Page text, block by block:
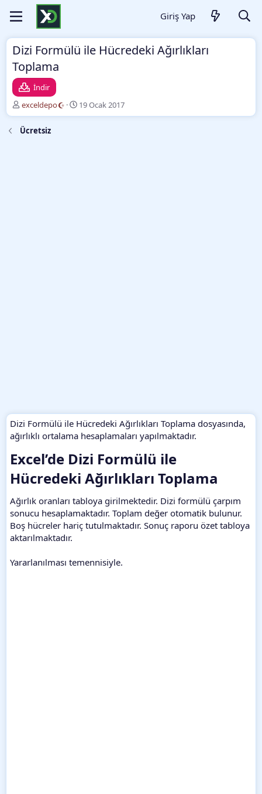
Giriş Yap
Dizi Formülü ile Hücredeki Ağırlıkları
Toplama
İndir
Y
a
z
a
exceldepo
O
l
19 Ocak 2017
Ücretsiz
Dizi Formülü ile Hücredeki Ağırlıkları Toplama dosyasında,
ağırlıklı ortalama hesaplamaları yapılmaktadır.
Excel’de Dizi Formülü ile
Hücredeki Ağırlıkları Toplama​
Ağırlık oranları tabloya girilmektedir. Dizi formülü çarpım
sonucu hesaplamaktadır. Toplam değer otomatik bulunur.
Boş hücreler hariç tutulmaktadır. Sonuç raporu özet tabloya
aktarılmaktadır.
Yararlanılması temennisiyle.